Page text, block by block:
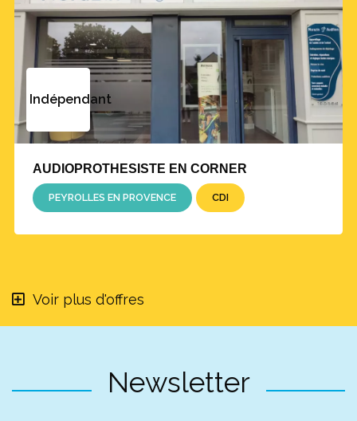
Indépendant
AUDIOPROTHESISTE EN CORNER
PEYROLLES EN PROVENCE CDI
Voir plus d'offres
Newsletter